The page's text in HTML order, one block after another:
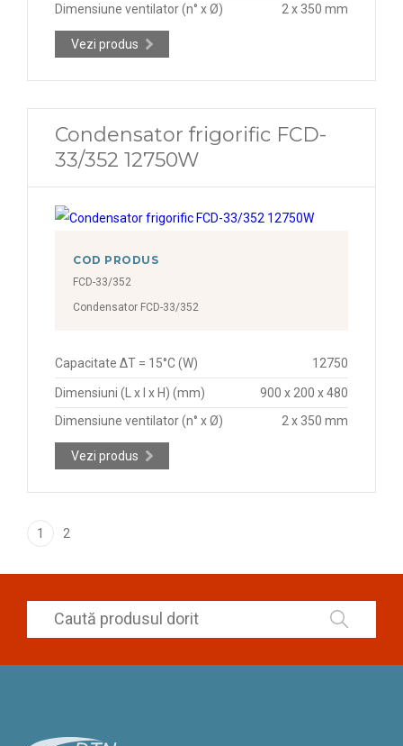
Dimensiune ventilator (n° x Ø)
2 x 350 mm
Vezi produs
Condensator frigorific FCD-
33/352 12750W
COD PRODUS
FCD-33/352
Condensator FCD-33/352
Capacitate ΔT = 15°C (W) 12750
Dimensiuni (L x l x H) (mm)
900 x 200 x 480
Dimensiune ventilator (n° x Ø)
2 x 350 mm
Vezi produs
1 2